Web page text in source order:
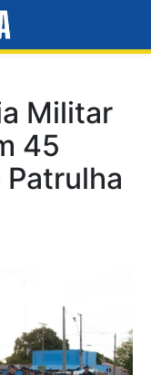
Militar
45